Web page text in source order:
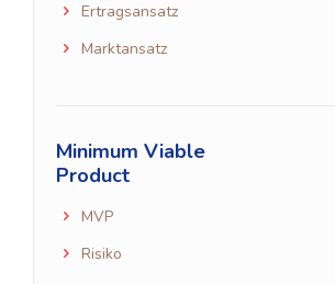
Ertragsansatz
Marktansatz
Minimum Viable
Product
MVP
Risiko